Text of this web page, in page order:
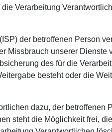
Verarbeitung
der betroffenen Person
Missbrauch unserer Dienste
des für die
besteht oder die
dazu, der betroffenen
steht die Möglichkeit frei,